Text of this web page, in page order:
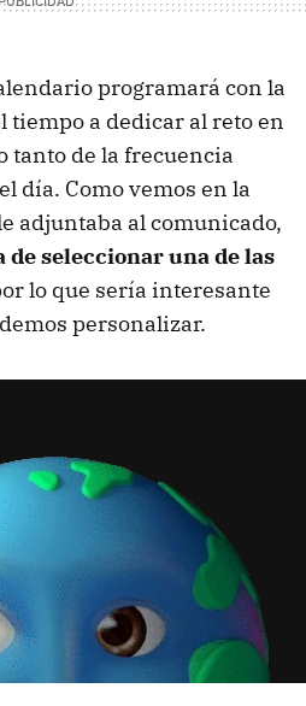
programará con la
a dedicar al reto en
tanto de la frecuencia
día. Como vemos en la
adjuntaba al comunicado,
de seleccionar una de las
lo que sería interesante
personalizar.